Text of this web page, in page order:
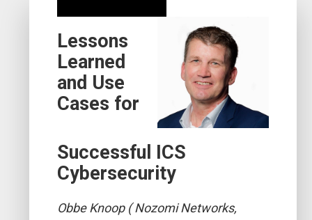
Lessons
Learned
and Use
Cases for
Successful ICS
Cybersecurity
Obbe Knoop ( Nozomi Networks,